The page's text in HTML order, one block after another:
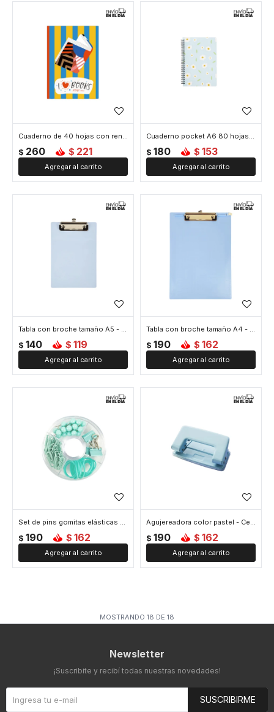
Cuaderno de 40 hojas con renglones de 18,2 x 25,4 cm - Celeste
$ 260 $ 221
Cuaderno pocket A6 80 hojas - Celeste
$ 180 $ 153
Tabla con broche tamaño A5 - Celeste
$ 140 $ 119
Tabla con broche tamaño A4 - Celeste
$ 190 $ 162
Set de pins gomitas elásticas y ganchitos - Celeste
$ 190 $ 162
Agujereadora color pastel - Celeste
$ 190 $ 162
MOSTRANDO 18 DE 18
Newsletter
¡Suscribite y recibí todas nuestras novedades!
SUSCRIBIRME